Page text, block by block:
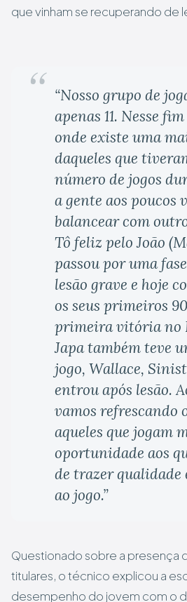
que vinham se recuperando de
“Nosso grupo de
apenas 11. Nesse
onde existe uma
daqueles que
número de jogos
a gente aos poucos
balancear com
Tô feliz pelo João
passou por uma
lesão grave e hoje
os seus primeiros
primeira vitória no
Japa também teve
jogo, Wallace,
entrou após lesão.
vamos refrescando
aqueles que jogam
oportunidade aos
de trazer qualidade
ao jogo.”
Questionado sobre a presença
titulares, o técnico explicou a
desempenho do jovem com o